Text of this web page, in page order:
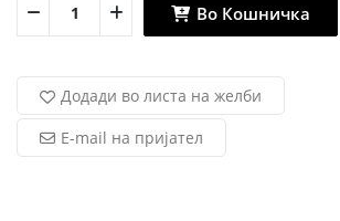
Во Кошничка
Додади во листа на желби
E-mail на пријател